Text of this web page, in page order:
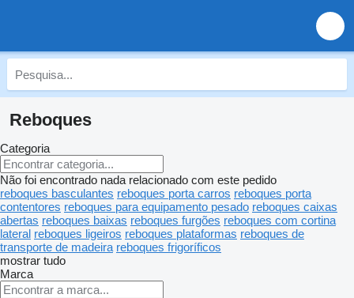
Reboques
Categoria
Não foi encontrado nada relacionado com este pedido
reboques basculantes reboques porta carros reboques porta
contentores reboques para equipamento pesado reboques caixas
abertas reboques baixas reboques furgões reboques com cortina
lateral reboques ligeiros reboques plataformas reboques de
transporte de madeira reboques frigoríficos
mostrar tudo
Marca